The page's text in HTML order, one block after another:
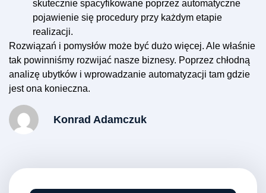
skutecznie spacyfikowane poprzez automatyczne
pojawienie się procedury przy każdym etapie
realizacji.
Rozwiązań i pomysłów może być dużo więcej. Ale właśnie
tak powinniśmy rozwijać nasze biznesy. Poprzez chłodną
analizę ubytków i wprowadzanie automatyzacji tam gdzie
jest ona konieczna.
Konrad Adamczuk